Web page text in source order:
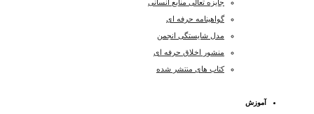
جایزه تعالی منابع انسانی
گواهینامه حرفه ای
مدل شایستگی انجمن
منشور اخلاق حرفه ای
کتاب های منتشر شده
آموزش